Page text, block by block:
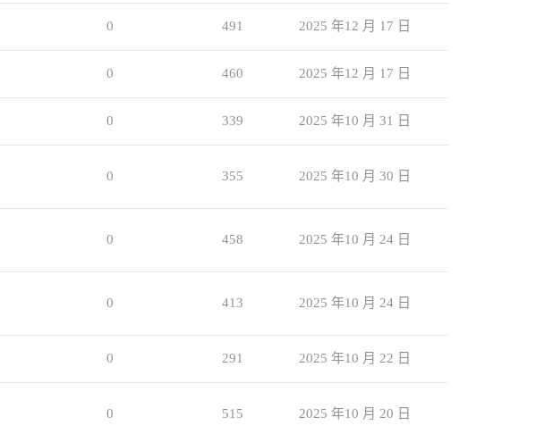
0 491 2025 年12 月 17 日
0 460 2025 年12 月 17 日
0 339 2025 年10 月 31 日
0 355 2025 年10 月 30 日
0 458 2025 年10 月 24 日
0 413 2025 年10 月 24 日
0 291 2025 年10 月 22 日
0 515 2025 年10 月 20 日